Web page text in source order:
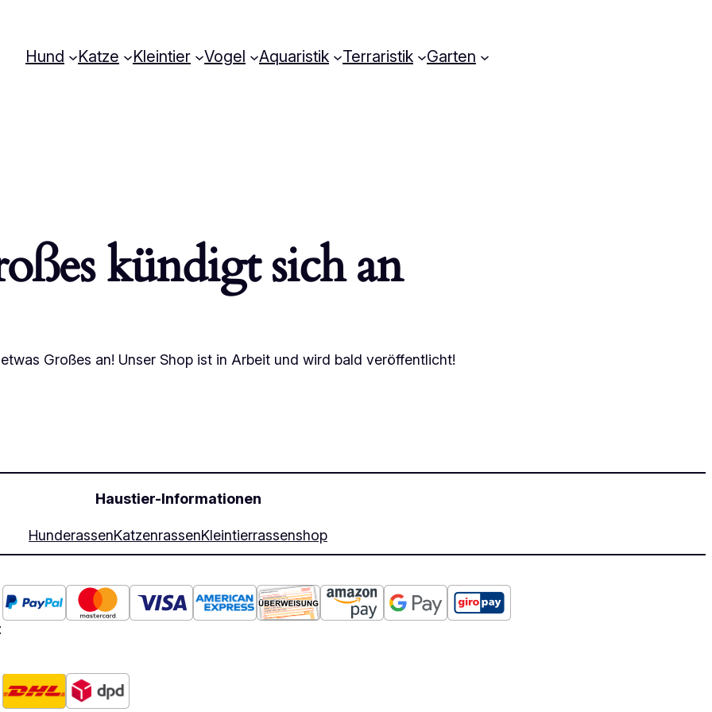
Hund Katze Kleintier Vogel Aquaristik Terraristik Garten
kündigt sich an
Großes an! Unser Shop ist in Arbeit und wird bald veröffentlicht!
Haustier-Informationen
HunderassenKatzenrassenKleintierrassenshop